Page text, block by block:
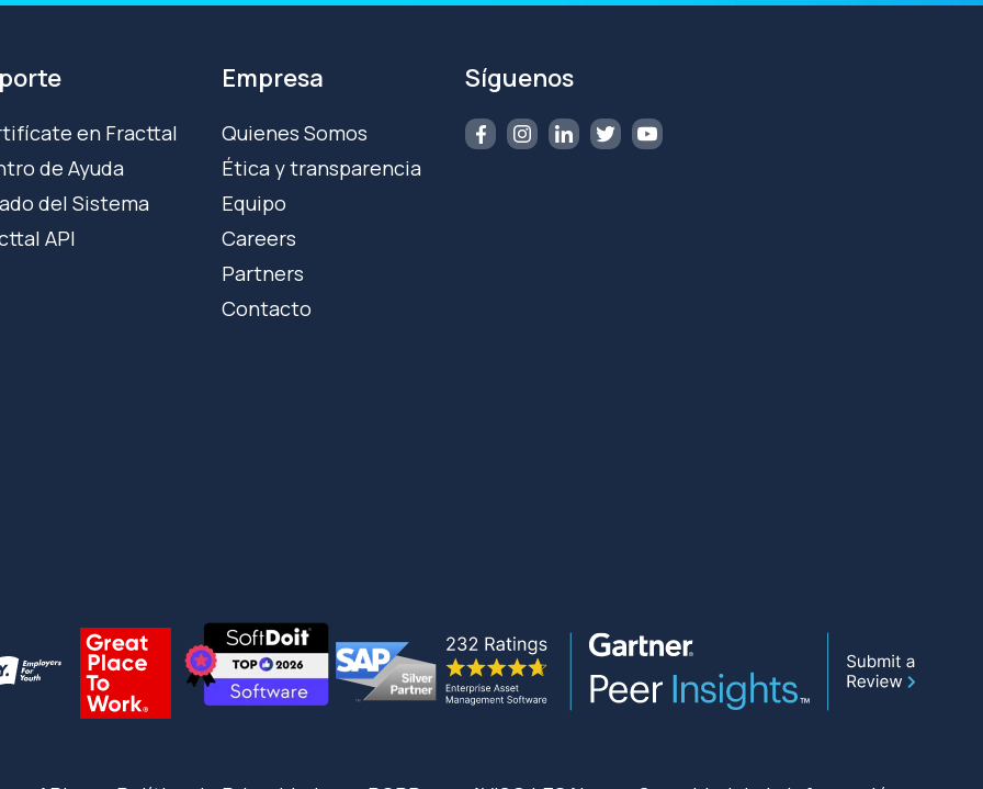
en Fracttal
de Ayuda
del Sistema
API
Empresa
Quienes Somos
Ética y transparencia
Equipo
Careers
Partners
Contacto
Síguenos